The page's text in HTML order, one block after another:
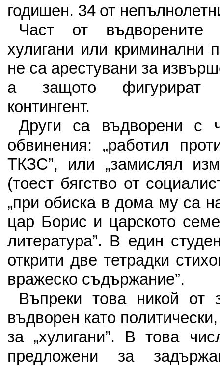
годишен. 34 от
Част от въдворените
хулигани или криминални
не са арестувани за
а защото фигурират
контингент.
Други са въдворени с
обвинения: „работил
ТКЗС”, или „замислял
(тоест бягство от
„при обиска в дома му са
цар Борис и царското
литература”. В един
открити две тетрадки
вражеско съдържание”.
Въпреки това никой от
въдворен като
за „хулигани”. В това
предложени за